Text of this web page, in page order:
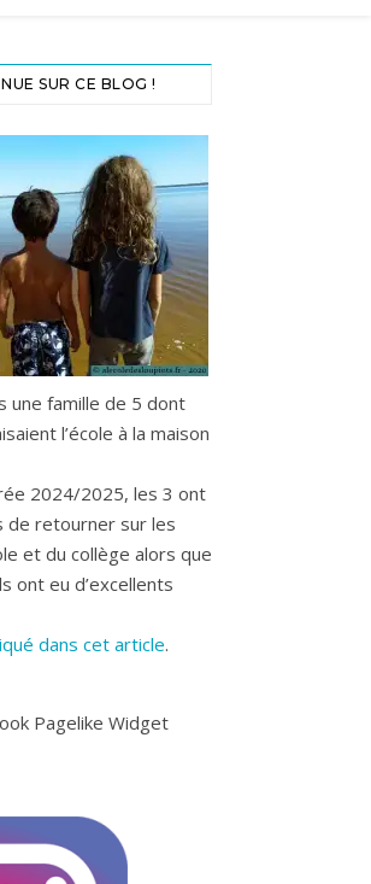
SUR CE BLOG !
une famille de 5 dont
l’école à la maison
2024/2025, les 3 ont
de retourner sur les
et du collège alors que
ont eu d’excellents
dans cet article.